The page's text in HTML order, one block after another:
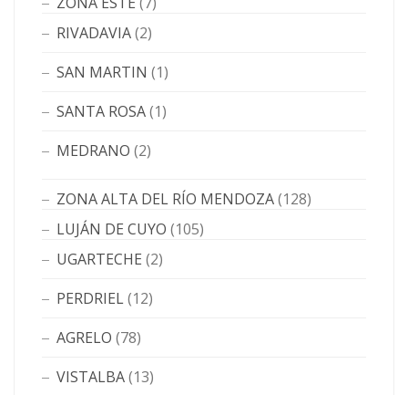
RIVADAVIA(2)
SAN MARTIN (1)
SANTA ROSA(1)
MEDRANO (2)
ZONA ALTA DEL RÍO MENDOZA(128)
LUJÁN DE CUYO (105)
UGARTECHE (2)
PERDRIEL(12)
AGRELO (78)
VISTALBA(13)